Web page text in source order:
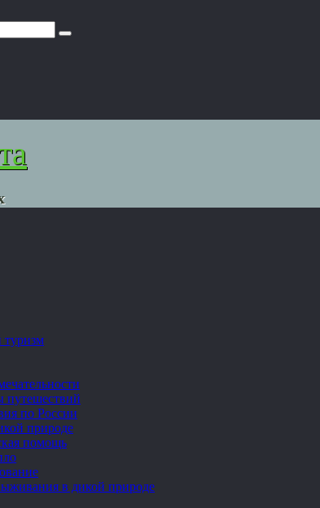
туризм
по России
природе
помощь
в дикой природе